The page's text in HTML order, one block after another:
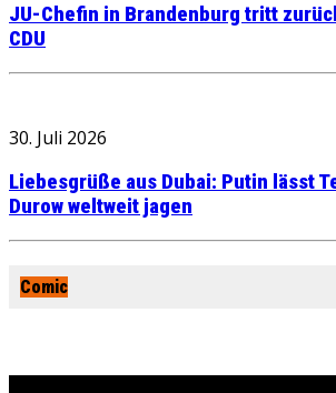
JU-Chefin in Brandenburg tritt
CDU
30. Juli 2026
Liebesgrüße aus Dubai: Putin lässt
Durow weltweit jagen
Comic